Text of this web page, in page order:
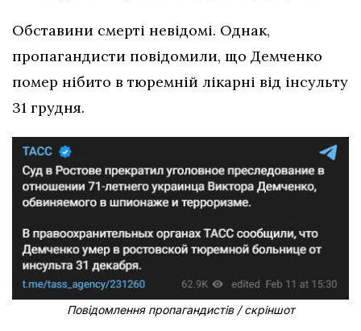
Обставини смерті невідомі. Однак,
пропагандисти повідомили, що Демченко
помер нібито в тюремній лікарні від інсульту
31 грудня.
Повідомлення пропагандистів / скріншот